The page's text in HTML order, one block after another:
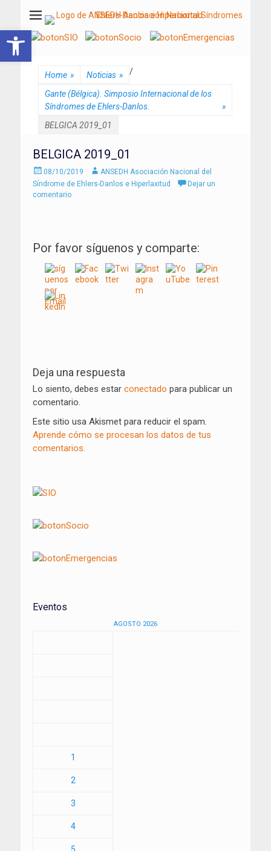
ANSEDH
Asociación Nacional del Síndrome de Ehlers-Danlos e Hiperlaxitud
Home » Noticias » /
Gante (Bélgica). Simposio Internacional de los
Síndromes de Ehlers-Danlos.
»
BELGICA 2019_01
BELGICA 2019_01
Enviado
el
08/10/2019 AutorANSEDH Asociación Nacional del
Síndrome de Ehlers-Danlos e Hiperlaxitud
Dejar un
comentario
Por favor síguenos y comparte:
de
entradas
Deja una respuesta
Lo siento, debes estar conectado para publicar un
comentario.
Este sitio usa Akismet para reducir el spam.
Aprende cómo se procesan los datos de tus
comentarios.
Eventos
AGOSTO 2026
1
2
3
4
Abrir barra de herramientas